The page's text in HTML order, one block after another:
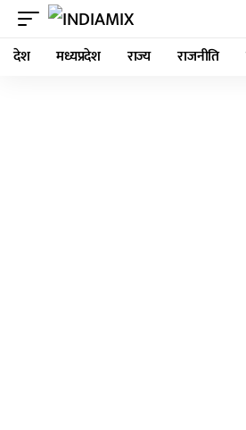
देश मध्यप्रदेश राज्य राजनीति